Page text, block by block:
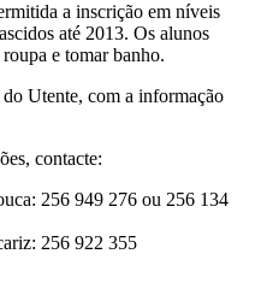
a inscrição em níveis
até 2013. Os alunos
e tomar banho.
Utente, com a informação
contacte:
256 949 276 ou 256 134
256 922 355